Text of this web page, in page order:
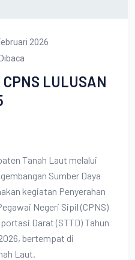
2026
LULUSAN
Tanah Laut melalui
Sumber Daya
kegiatan Penyerahan
Negeri Sipil (CPNS)
Darat (STTD) Tahun
bertempat di
Laut.